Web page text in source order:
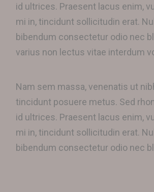
id ultrices. Praesent lacus enim,
mi in, tincidunt sollicitudin erat.
bibendum consectetur odio nec
varius non lectus vitae interdum
Nam sem massa, venenatis ut
tincidunt posuere metus. Sed
id ultrices. Praesent lacus enim,
mi in, tincidunt sollicitudin erat.
bibendum consectetur odio nec